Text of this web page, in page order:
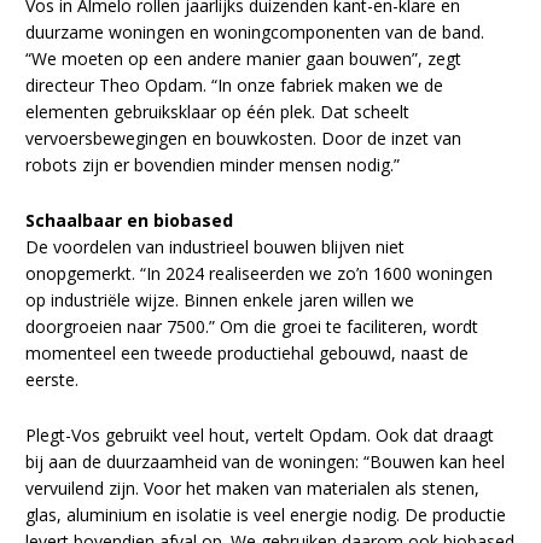
Vos in Almelo rollen jaarlijks duizenden kant-en-klare en
duurzame woningen en woningcomponenten van de band.
“We moeten op een andere manier gaan bouwen”, zegt
directeur Theo Opdam. “In onze fabriek maken we de
elementen gebruiksklaar op één plek. Dat scheelt
vervoersbewegingen en bouwkosten. Door de inzet van
robots zijn er bovendien minder mensen nodig.”
Schaalbaar en biobased
De voordelen van industrieel bouwen blijven niet
onopgemerkt. “In 2024 realiseerden we zo’n 1600 woningen
op industriële wijze. Binnen enkele jaren willen we
doorgroeien naar 7500.” Om die groei te faciliteren, wordt
momenteel een tweede productiehal gebouwd, naast de
eerste.
Plegt-Vos gebruikt veel hout, vertelt Opdam. Ook dat draagt
bij aan de duurzaamheid van de woningen: “Bouwen kan heel
vervuilend zijn. Voor het maken van materialen als stenen,
glas, aluminium en isolatie is veel energie nodig. De productie